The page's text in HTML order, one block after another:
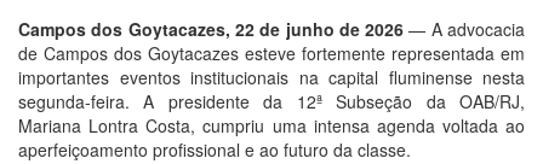
Campos dos Goytacazes, 22 de junho de 2026 — A advocacia
de Campos dos Goytacazes esteve fortemente representada em
importantes eventos institucionais na capital fluminense nesta
segunda-feira. A presidente da 12ª Subseção da OAB/RJ,
Mariana Lontra Costa, cumpriu uma intensa agenda voltada ao
aperfeiçoamento profissional e ao futuro da classe.